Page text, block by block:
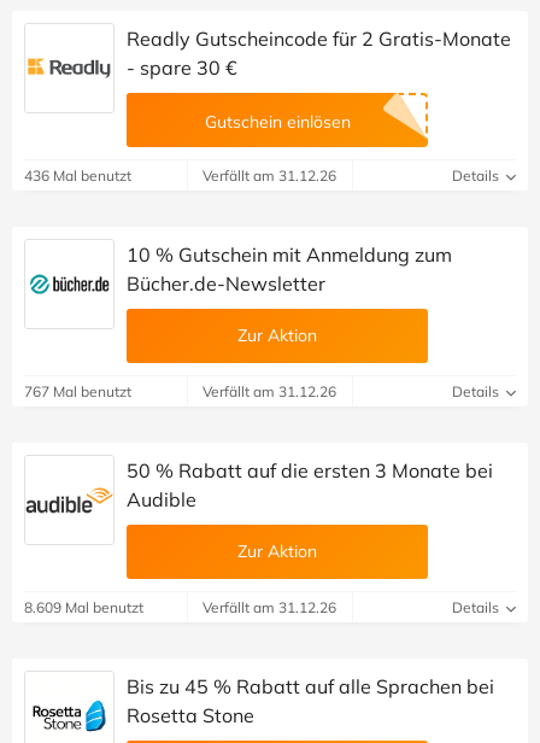
Readly Gutscheincode für 2 Gratis-Monate
- spare 30 €
Gutschein einlösen
436 Mal benutzt Verfällt am 31.12.26 Details
10 % Gutschein mit Anmeldung zum
Bücher.de-Newsletter
Zur Aktion
767 Mal benutzt Verfällt am 31.12.26 Details
50 % Rabatt auf die ersten 3 Monate bei
Audible
Zur Aktion
8.609 Mal benutzt Verfällt am 31.12.26 Details
Bis zu 45 % Rabatt auf alle Sprachen bei
Rosetta Stone